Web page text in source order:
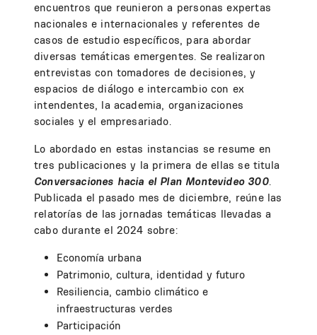
encuentros que reunieron a personas expertas
nacionales e internacionales y referentes de
casos de estudio específicos, para abordar
diversas temáticas emergentes. Se realizaron
entrevistas con tomadores de decisiones, y
espacios de diálogo e intercambio con ex
intendentes, la academia, organizaciones
sociales y el empresariado.
Lo abordado en estas instancias se resume en
tres publicaciones y la primera de ellas se titula
Conversaciones hacia el Plan Montevideo 300.
Publicada el pasado mes de diciembre, reúne las
relatorías de las jornadas temáticas llevadas a
cabo durante el 2024 sobre:
Economía urbana
Patrimonio, cultura, identidad y futuro
Resiliencia, cambio climático e
infraestructuras verdes
Participación